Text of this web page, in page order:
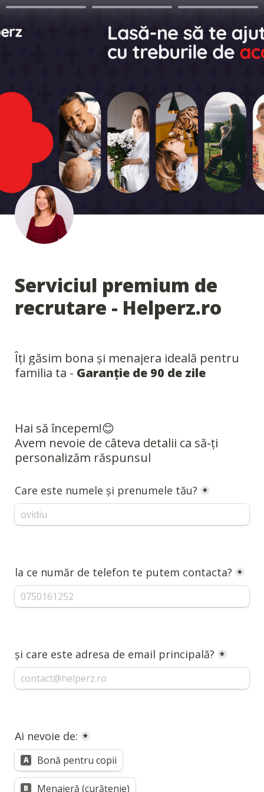
Serviciul premium de
recrutare - Helperz.ro
Îți găsim bona și menajera ideală pentru
familia ta - Garanție de 90 de zile
Avem nevoie de câteva detalii ca să-ți
personalizăm răspunsul
Care este numele și prenumele tău? *
la ce număr de telefon te putem contacta? *
și care este adresa de email principală? *
Ai nevoie de: *
A Bonă pentru copii
B Menajeră (curățenie)